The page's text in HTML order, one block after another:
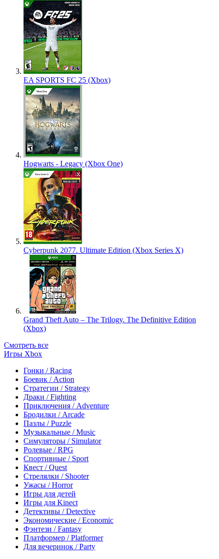
EA SPORTS FC 25 (Xbox)
Hogwarts - Legacy (Xbox One)
Cyberpunk 2077. Ultimate Edition (Xbox Series X)
Grand Theft Auto – The Trilogy. The Definitive Edition
(Xbox)
Смотреть все
Игры Xbox
Гонки / Racing
Боевик / Action
Стратегии / Strategy
Драки / Fighting
Приключения / Adventure
Бродилки / Arcade
Пазлы / Puzzle
Музыкальные / Music
Симуляторы / Simulator
Ролевые / RPG
Спортивные / Sport
Квест / Quest
Стрелялки / Shooter
Ужасы / Horror
Игры для детей
Игры для Kinect
Детективы / Detective
Экономические / Economic
Фэнтези / Fantasy
Платформер / Platformer
Для вечеринок / Party